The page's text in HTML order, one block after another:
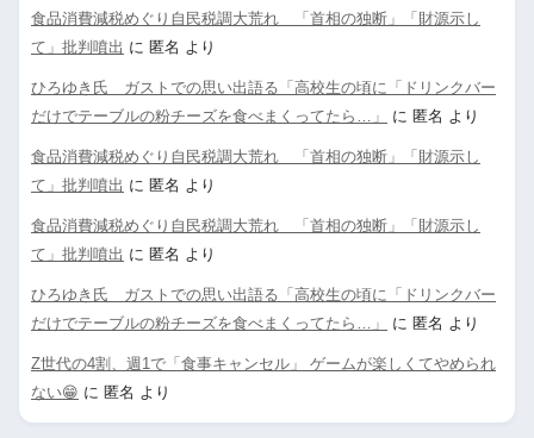
食品消費減税めぐり自民税調大荒れ 「首相の独断」「財源示し
て」批判噴出 に 匿名 より
ひろゆき氏 ガストでの思い出語る「高校生の頃に「ドリンクバー
だけでテーブルの粉チーズを食べまくってたら…」
に 匿名 より
食品消費減税めぐり自民税調大荒れ 「首相の独断」「財源示し
て」批判噴出 に 匿名 より
食品消費減税めぐり自民税調大荒れ 「首相の独断」「財源示し
て」批判噴出 に 匿名 より
ひろゆき氏 ガストでの思い出語る「高校生の頃に「ドリンクバー
だけでテーブルの粉チーズを食べまくってたら…」
に 匿名 より
Z世代の4割、週1で「食事キャンセル」 ゲームが楽しくてやめられ
ない😁 に 匿名 より